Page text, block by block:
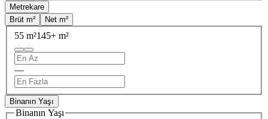
Metrekare
Brüt m²
Net m²
55 m²145+ m²
—
Binanın Yaşı
Binanın Yaşı